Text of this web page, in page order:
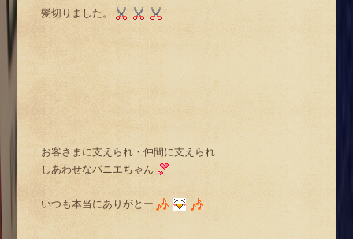
髪切りました。
お客さまに支えられ・仲間に支えられ
しあわせなパニエちゃん
いつも本当にありがとー